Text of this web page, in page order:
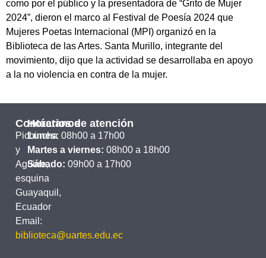
como por el público y la presentadora de “Grito de Mujer
2024”, dieron el marco al Festival de Poesía 2024 que
Mujeres Poetas Internacional (MPI) organizó en la
Biblioteca de las Artes. Santa Murillo, integrante del
movimiento, dijo que la actividad se desarrollaba en apoyo
a la no violencia en contra de la mujer.
Contáctanos
Pichincha
y
Aguirre,
esquina
Guayaquil,
Ecuador
Email:
biblioteca@uartes.edu.ec
Horarios de atención
Lunes: 08h00 a 17h00
Martes a viernes: 08h00 a 18h00
Sábado: 09h00 a 17h00